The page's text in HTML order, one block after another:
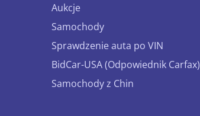
Aukcje
Samochody
Sprawdzenie auta po VIN
BidCar-USA (Odpowiednik Carfax)
Samochody z Chin